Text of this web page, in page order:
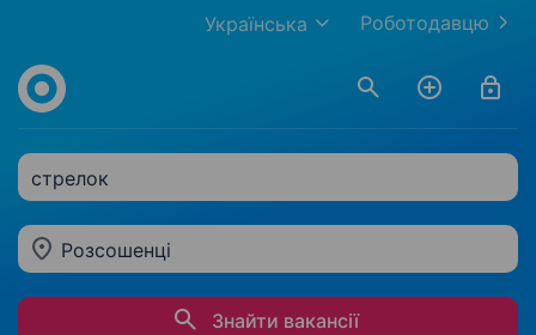
Роботодавцю
Українська
стрелок
Розсошенці
Знайти вакансії